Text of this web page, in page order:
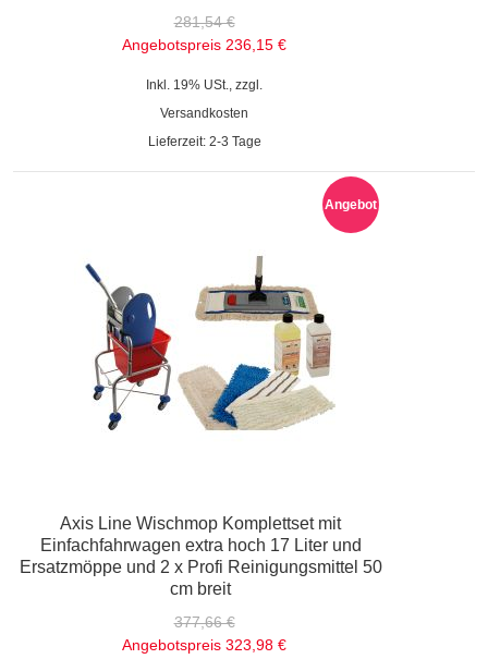
281,54 €
Angebotspreis 236,15 €
Inkl. 19% USt., zzgl.
Versandkosten
Lieferzeit: 2-3 Tage
Angebot
Axis Line Wischmop Komplettset mit
Einfachfahrwagen extra hoch 17 Liter und
Ersatzmöppe und 2 x Profi Reinigungsmittel 50
cm breit
377,66 €
Angebotspreis 323,98 €